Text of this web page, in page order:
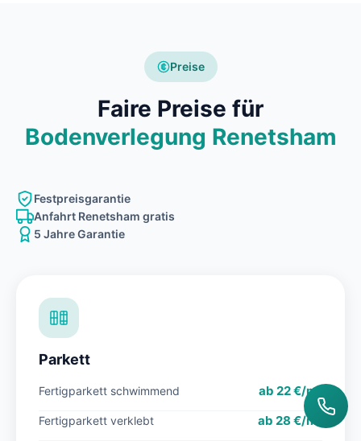
Preise
Faire Preise für
Bodenverlegung Renetsham
Festpreisgarantie
Anfahrt Renetsham gratis
5 Jahre Garantie
Parkett
Fertigparkett schwimmend ab 22 €/m²
Fertigparkett verklebt ab 28 €/m²